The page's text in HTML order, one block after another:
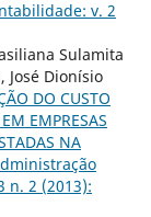
v. 2
Sulamita
José Dionísio
DO CUSTO
EMPRESAS
NA
n. 2 (2013):